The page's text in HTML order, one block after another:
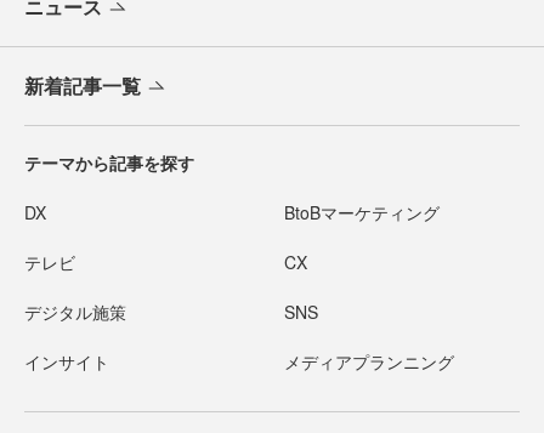
ニュース
新着記事一覧
テーマから記事を探す
DX BtoBマーケティング
テレビ CX
デジタル施策 SNS
インサイト メディアプランニング